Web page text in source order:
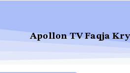
Apollon TV Faqja